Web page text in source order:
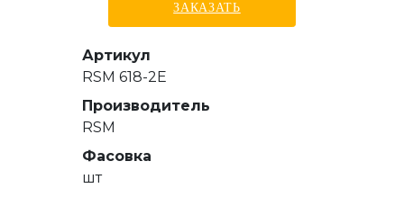
ЗАКАЗАТЬ
Артикул
RSM 618-2E
Производитель
RSM
Фасовка
шт